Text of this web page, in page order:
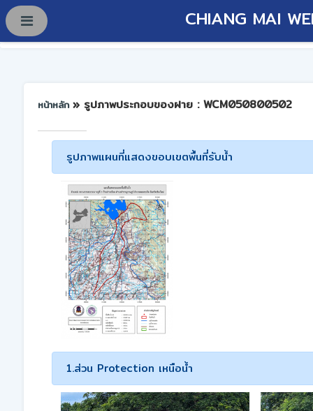
CHIANG MAI
หน้าหลัก » รูปภาพประกอบของฝาย : WCM050800502
รูปภาพแผนที่แสดงขอบเขตพื้นที่รับน้ำ
1.ส่วน Protection เหนือน้ำ